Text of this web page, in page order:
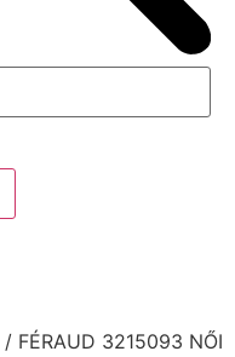
/ FÉRAUD 3215093 NŐI